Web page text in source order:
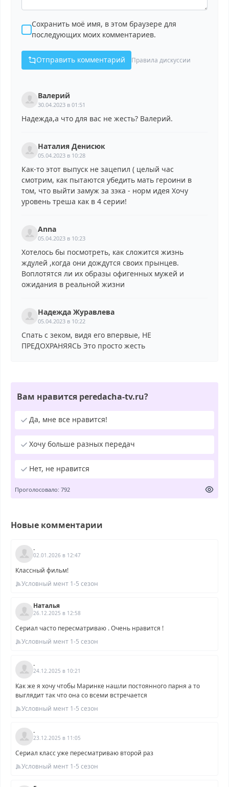
Сохранить моё имя, в этом браузере для
последующих моих комментариев.
Отправить комментарий Правила дискуссии
Валерий
30.04.2023 в 01:51
Надежда,а что для вас не жесть? Валерий.
Наталия Денисюк
05.04.2023 в 10:28
Как-то этот выпуск не зацепил ( целый час
смотрим, как пытаются убедить мать героини в
том, что выйти замуж за зэка - норм идея Хочу
уровень треша как в 4 серии!
Anna
05.04.2023 в 10:23
Хотелось бы посмотреть, как сложится жизнь
ждулей ,когда они дождутся своих прынцев.
Воплотятся ли их образы офигенных мужей и
ожидания в реальной жизни
Надежда Журавлева
05.04.2023 в 10:22
Спать с зеком, видя его впервые, НЕ
ПРЕДОХРАНЯЯСЬ Это просто жесть
Вам нравится peredacha-tv.ru?
Да, мне все нравится!
Хочу больше разных передач
Нет, не нравится
Проголосовало: 792
Новые комментарии
.
02.01.2026 в 12:47
Классный фильм!
Условный мент 1-5 сезон
Наталья
26.12.2025 в 12:58
Сериал часто пересматриваю . Очень нравится !
Условный мент 1-5 сезон
.
24.12.2025 в 10:21
Как же я хочу чтобы Маринке нашли постоянного парня а то
выглядит так что она со всеми встречается
Условный мент 1-5 сезон
.
23.12.2025 в 11:05
Сериал класс уже пересматриваю второй раз
Условный мент 1-5 сезон